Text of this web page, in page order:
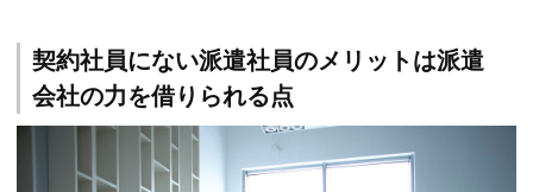
契約社員にない派遣社員のメリットは派遣
会社の力を借りられる点